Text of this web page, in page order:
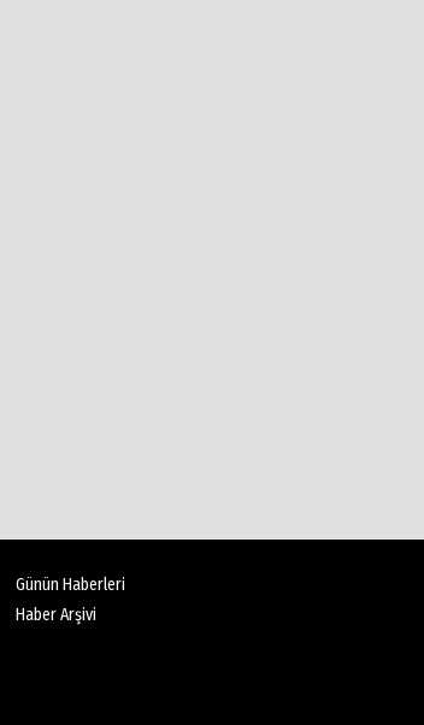
Günün Haberleri
Haber Arşivi